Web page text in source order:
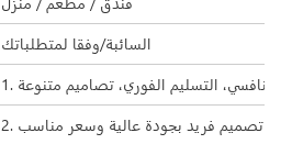
السائبة/وفقا لمتطلباتك
2. تصميم فريد بجودة عالية وسعر مناسب